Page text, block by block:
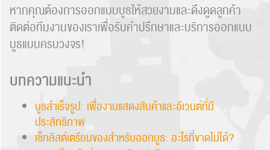
หากคุณต้องการออกแบบบูธให้สวยงามและดึงดูดลูกค้า
ติดต่อทีมงานของเราเพื่อรับคำปรึกษาและบริการออกแบบ
บูธแบบครบวงจร!
บทความแนะนำ
บูธสำเร็จรูป: เพื่องานแสดงสินค้าและอีเวนต์ที่มี
ประสิทธิภาพ
เช็กลิสต์เตรียมของสำหรับออกบูธ: อะไรที่ขาดไม่ได้?